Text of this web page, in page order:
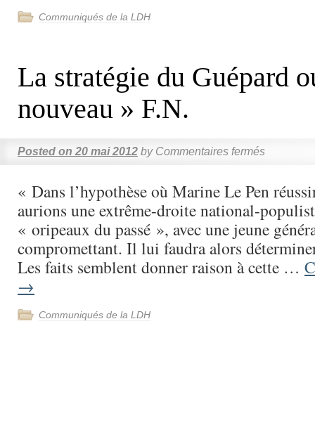
Communiqués de la LDH
La stratégie du Guépard
nouveau » F.N.
Posted on 20 mai 2012 by Commentaires fermés
« Dans l’hypothèse où Marine Le Pen
aurions une extrême-droite national-
« oripeaux du passé », avec une jeune
compromettant. Il lui faudra alors
Les faits semblent donner raison à cette …
→
Communiqués de la LDH